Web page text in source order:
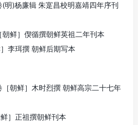
明)杨廉辑 朱寔昌校明嘉靖四年序刊
鲜］偰循撰朝鲜英祖二年刊本
李珥撰 朝鲜后期写本
朝鲜］木时烈撰 朝鲜高宗二十七年
］正祖撰朝鲜刊本